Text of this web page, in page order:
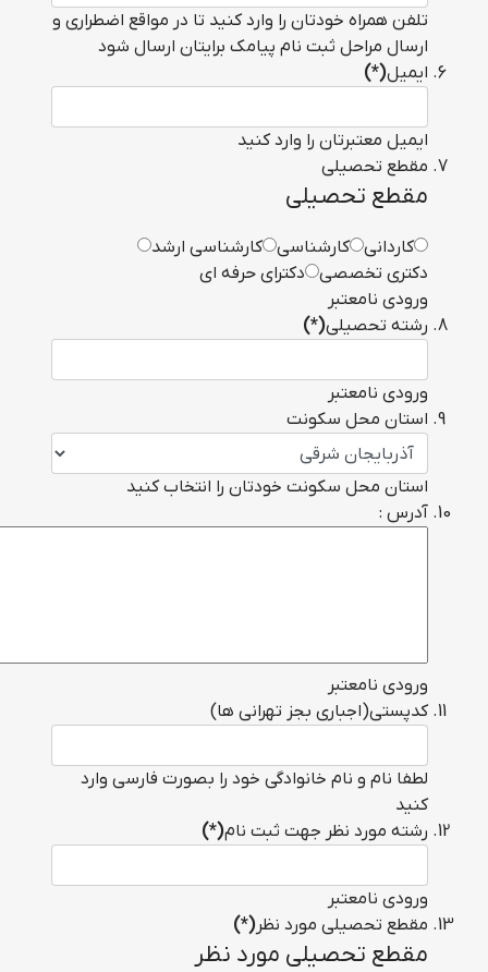
تلفن همراه خودتان را وارد کنید تا در مواقع اضطراری و
ارسال مراحل ثبت نام پیامک برایتان ارسال شود
ایمیل(*)
ایمیل معتبرتان را وارد کنید
مقطع تحصیلی
مقطع تحصیلی
کاردانی کارشناسی
کارشناسی ارشد
دکتری تخصصی
دکترای حرفه ای
ورودی نامعتبر
رشته تحصیلی(*)
ورودی نامعتبر
استان محل سکونت
استان محل سکونت خودتان را انتخاب کنید
آدرس :
ورودی نامعتبر
کدپستی(اجباری بجز تهرانی ها)
لطفا نام و نام خانوادگی خود را بصورت فارسی وارد
کنید
رشته مورد نظر جهت ثبت نام(*)
ورودی نامعتبر
مقطع تحصیلی مورد نظر(*)
مقطع تحصیلی مورد نظر